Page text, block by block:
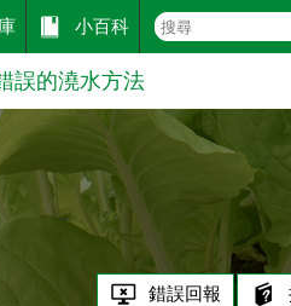
小百科
誤的澆水方法
錯誤回報